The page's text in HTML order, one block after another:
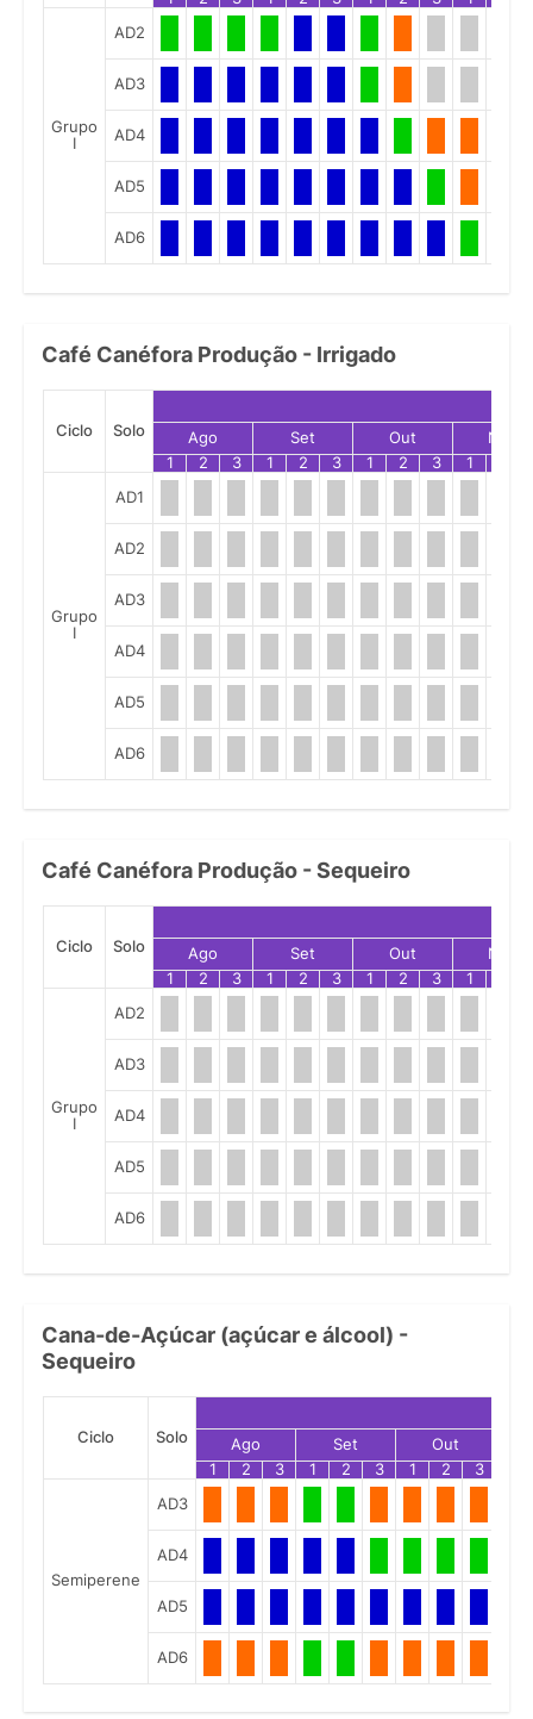
Grupo
I
AD2
AD3
AD4
AD5
AD6
Café Canéfora Produção - Irrigado
Ciclo Solo Ago Set Out
Nov
1
2 3 1 2 3 1 2 3 1
Grupo
I
AD1
AD2
AD3
AD4
AD5
AD6
Café Canéfora Produção - Sequeiro
Ciclo Solo Ago Set Out
Nov
1
2 3 1 2 3 1 2 3 1
Grupo
I
AD2
AD3
AD4
AD5
AD6
Cana-de-Açúcar (açúcar e álcool) -
Sequeiro
Ciclo Solo Ago Set Out
1
2 3 1 2 3 1 2 3
Semiperene
AD3
AD4
AD5
AD6